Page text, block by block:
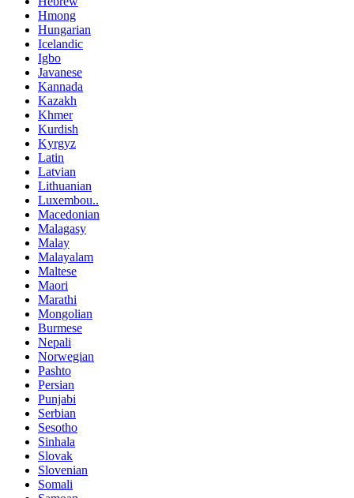
Hmong
Hungarian
Icelandic
Igbo
Javanese
Kannada
Kazakh
Khmer
Kurdish
Kyrgyz
Latin
Latvian
Lithuanian
Luxembou..
Macedonian
Malagasy
Malay
Malayalam
Maltese
Maori
Marathi
Mongolian
Burmese
Nepali
Norwegian
Pashto
Persian
Punjabi
Serbian
Sesotho
Sinhala
Slovak
Slovenian
Somali